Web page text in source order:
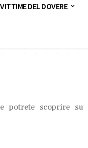
VITTIME DEL DOVERE
potrete scoprire su